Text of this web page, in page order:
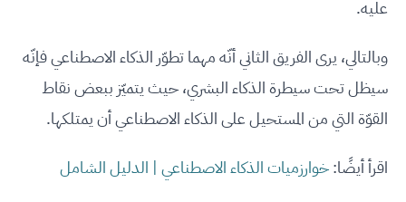
عليه.
وبالتالي، يرى الفريق الثاني أنّه مهما تطوّر الذكاء الاصطناعي فإنّه
سيظل تحت سيطرة الذكاء البشري، حيث يتميّز ببعض نقاط
القوّة التي من المستحيل على الذكاء الاصطناعي أن يمتلكها.
اقرأ أيضًا:خوارزميات الذكاء الاصطناعي | الدليل الشامل